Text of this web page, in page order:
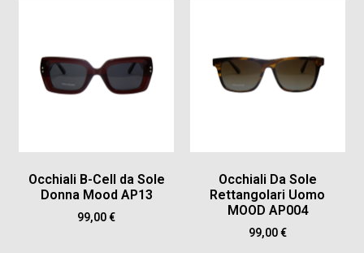
Occhiali B-Cell da Sole
Donna Mood AP13
99,00€
Occhiali Da Sole
Rettangolari Uomo
MOOD AP004
99,00€